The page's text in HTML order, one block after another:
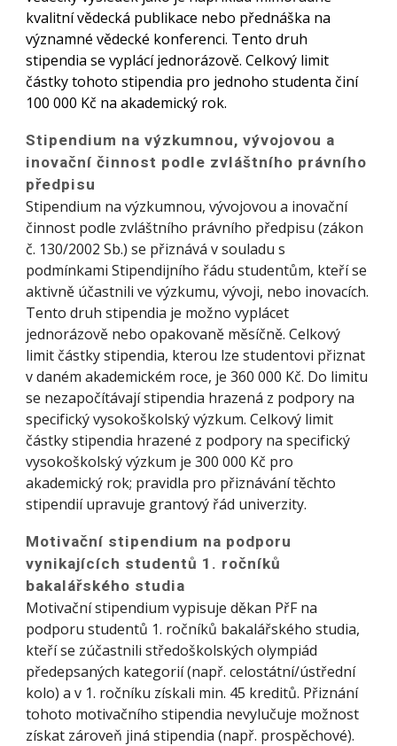
kvalitní vědecká publikace nebo přednáška na
významné vědecké konferenci. Tento druh
stipendia se vyplácí jednorázově. Celkový limit
částky tohoto stipendia pro jednoho studenta činí
100 000 Kč na akademický rok.
Stipendium na výzkumnou, vývojovou a
inovační činnost podle zvláštního právního
předpisu
Stipendium na výzkumnou, vývojovou a inovační
činnost podle zvláštního právního předpisu (zákon
č. 130/2002 Sb.) se přiznává v souladu s
podmínkami Stipendijního řádu studentům, kteří se
aktivně účastnili ve výzkumu, vývoji, nebo inovacích.
Tento druh stipendia je možno vyplácet
jednorázově nebo opakovaně měsíčně. Celkový
limit částky stipendia, kterou lze studentovi přiznat
v daném akademickém roce, je 360 000 Kč. Do limitu
se nezapočítávají stipendia hrazená z podpory na
specifický vysokoškolský výzkum. Celkový limit
částky stipendia hrazené z podpory na specifický
vysokoškolský výzkum je 300 000 Kč pro
akademický rok; pravidla pro přiznávání těchto
stipendií upravuje grantový řád univerzity.
Motivační stipendium na podporu
vynikajících studentů 1. ročníků
bakalářského studia
Motivační stipendium vypisuje děkan PřF na
podporu studentů 1. ročníků bakalářského studia,
kteří se zúčastnili středoškolských olympiád
předepsaných kategorií (např. celostátní/ústřední
kolo) a v 1. ročníku získali min. 45 kreditů. Přiznání
tohoto motivačního stipendia nevylučuje možnost
získat zároveň jiná stipendia (např. prospěchové).